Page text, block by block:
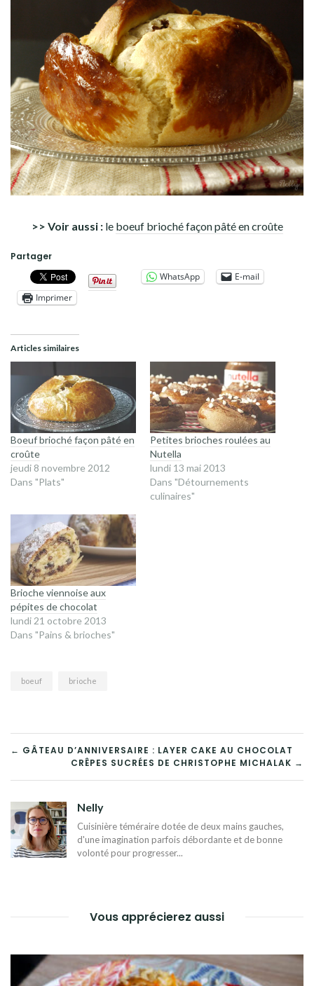
>> Voir aussi :le boeuf brioché façon pâté en croûte
Partager
WhatsApp
E-mail
Imprimer
Articles similaires
Boeuf brioché façon pâté en
croûte
jeudi 8 novembre 2012
Dans "Plats"
Petites brioches roulées au
Nutella
lundi 13 mai 2013
Dans "Détournements
culinaires"
Brioche viennoise aux
pépites de chocolat
lundi 21 octobre 2013
Dans "Pains & brioches"
boeuf brioche
NAVIGATION
DE
L’ARTICLE
← GÂTEAU D’ANNIVERSAIRE : LAYER CAKE AU CHOCOLAT
CRÊPES SUCRÉES DE CHRISTOPHE MICHALAK →
Nelly
Cuisinière téméraire dotée de deux mains gauches,
d'une imagination parfois débordante et de bonne
volonté pour progresser...
Vous apprécierez aussi